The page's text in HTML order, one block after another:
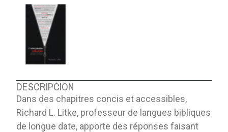
DESCRIPCIÓN
Dans des chapitres concis et accessibles,
Richard L. Litke, professeur de langues bibliques
de longue date, apporte des réponses faisant